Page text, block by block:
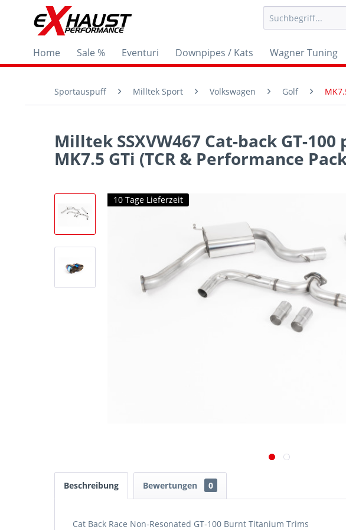
Home Sale % Eventuri Downpipes / Kats Wagner Tuning
Sportauspuff Milltek Sport Volkswagen Golf
Milltek SSXVW467 Cat-back GT-
MK7.5 GTi (TCR & Performance
10 Tage Lieferzeit
Beschreibung Bewertungen 0
Cat Back Race Non-Resonated GT-100 Burnt Titanium Trims